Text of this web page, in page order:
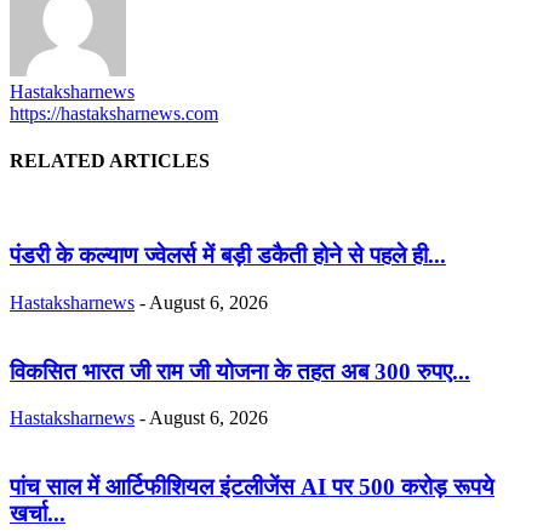
Hastaksharnews
https://hastaksharnews.com
RELATED ARTICLES
पंडरी के कल्याण ज्वेलर्स में बड़ी डकैती होने से पहले ही...
Hastaksharnews - August 6, 2026
विकसित भारत जी राम जी योजना के तहत अब 300 रुपए...
Hastaksharnews - August 6, 2026
पांच साल में आर्टिफीशियल इंटलीजेंस AI पर 500 करोड़ रूपये
खर्चा...